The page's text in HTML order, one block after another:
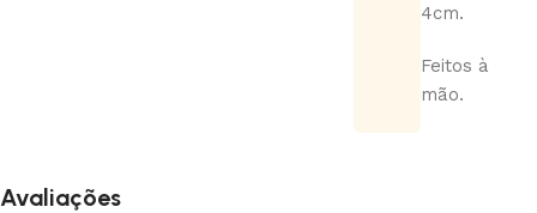
4cm.
Feitos à
mão.
Avaliações